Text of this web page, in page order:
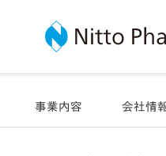
事業内容 会社情